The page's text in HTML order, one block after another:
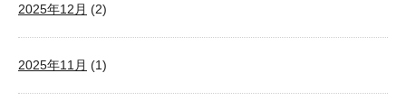
2025年12月 (2)
2025年11月 (1)